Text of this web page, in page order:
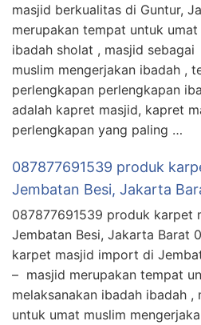
masjid berkualitas di Guntur,
merupakan tempat untuk
ibadah sholat , masjid
muslim mengerjakan ibadah ,
perlengkapan perlengkapan
adalah kapret masjid, kapret
perlengkapan yang paling …
087877691539 produk
Jembatan Besi, Jakarta
087877691539 produk karpet
Jembatan Besi, Jakarta Barat
karpet masjid import di
– masjid merupakan tempat
melaksanakan ibadah ibadah
untuk umat muslim